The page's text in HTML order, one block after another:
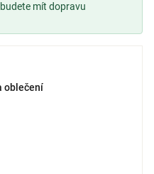
mít dopravu
oblečení